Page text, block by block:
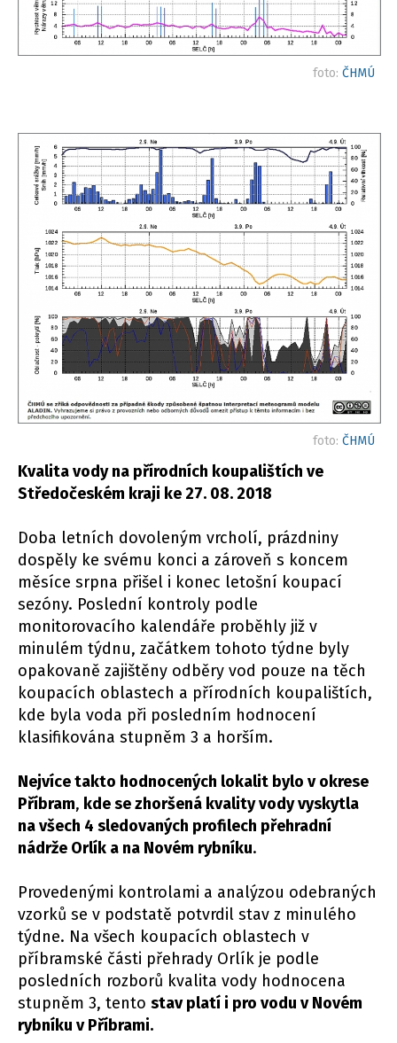
foto: ČHMÚ
foto: ČHMÚ
Kvalita vody na přírodních koupalištích ve
Středočeském kraji ke 27. 08. 2018
Doba letních dovoleným vrcholí, prázdniny
dospěly ke svému konci a zároveň s koncem
měsíce srpna přišel i konec letošní koupací
sezóny. Poslední kontroly podle
monitorovacího kalendáře proběhly již v
minulém týdnu, začátkem tohoto týdne byly
opakovaně zajištěny odběry vod pouze na těch
koupacích oblastech a přírodních koupalištích,
kde byla voda při posledním hodnocení
klasifikována stupněm 3 a horším.
Nejvíce takto hodnocených lokalit bylo v okrese
Příbram, kde se zhoršená kvality vody vyskytla
na všech 4 sledovaných profilech přehradní
nádrže Orlík a na Novém rybníku.
Provedenými kontrolami a analýzou odebraných
vzorků se v podstatě potvrdil stav z minulého
týdne. Na všech koupacích oblastech v
příbramské části přehrady Orlík je podle
posledních rozborů kvalita vody hodnocena
stupněm 3, tento stav platí i pro vodu v Novém
rybníku v Příbrami.